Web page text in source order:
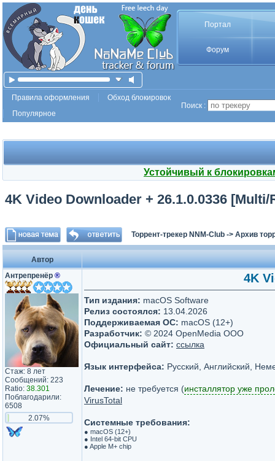
Портал
Форум
Правила оформления
Обход блокировок
Популярное
Поиск :
Устойчивый к
4K Video Downloader + 26.1.0.0336 [Multi/
Торрент-трекер NNM-Club -> Архив
Автор
Антрепренёр ®
Стаж: 8 лет
Сообщений: 223
Ratio: 38.301
Поблагодарили:
6508
2.07%
4K
Тип издания: macOS Software
Релиз состоялся: 13.04.2026
Поддерживаемая ОС: macOS (12+)
Разработчик: © 2024 OpenMedia OOO
Официальный сайт: ссылка
Язык интерфейса: Русский, Английский,
Лечение: не требуется (инсталлятор уже
VirusTotal
Системные требования:
● macOS (12+)
● Intel 64-bit CPU
● Apple M+ chip